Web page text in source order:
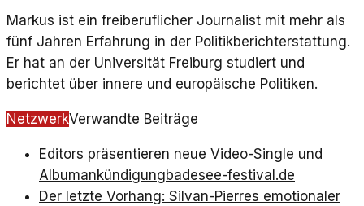
Markus ist ein freiberuflicher Journalist mit mehr als
fünf Jahren Erfahrung in der Politikberichterstattung.
Er hat an der Universität Freiburg studiert und
berichtet über innere und europäische Politiken.
NetzwerkVerwandte Beiträge
Editors präsentieren neue Video-Single und
Albumankündigungbadesee-festival.de
Der letzte Vorhang: Silvan-Pierres emotionaler